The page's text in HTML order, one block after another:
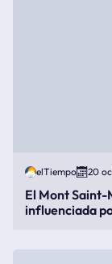
elTiempo 20
El Mont Saint-
influenciada